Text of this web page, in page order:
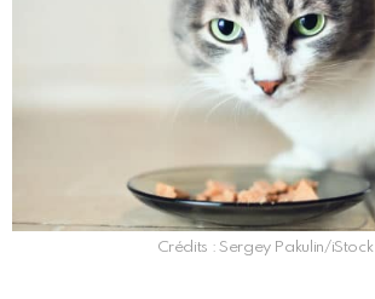
Crédits : Sergey Pakulin/iStock